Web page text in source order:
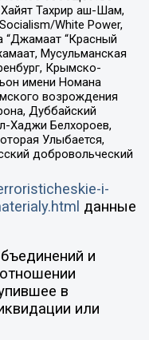
Тахрир аш-Шам,
White Power,
“Джамаат “Красный
Мусульманская
Крымско-
имени Номана
возрождения
Дуббайский
Хаджи Белхороев,
Улыбается,
добровольческий
i-
данные
и
в
или